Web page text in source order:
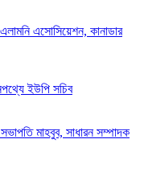
এসোসিয়েশন, কানাডার
ইউপি সচিব
মাহবুব, সাধারন সম্পাদক